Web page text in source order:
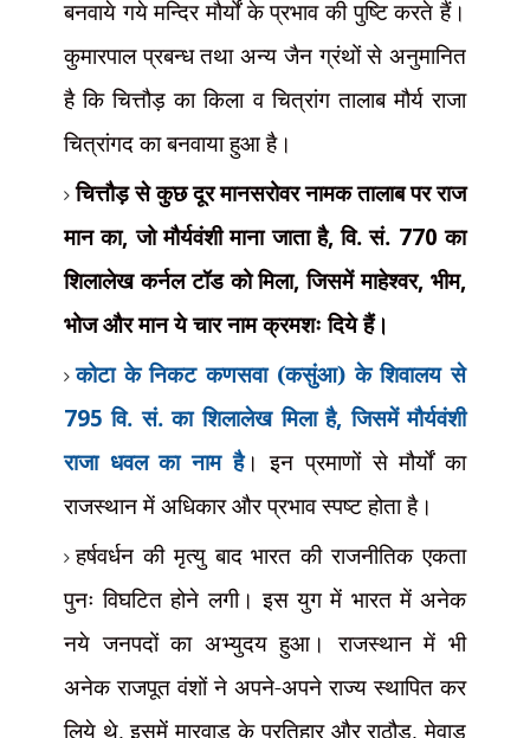
बनवाये गये मन्दिर मौर्यों के प्रभाव की पुष्टि करते हैं।
कुमारपाल प्रबन्ध तथा अन्य जैन ग्रंथों से अनुमानित
है कि चित्तौड़ का किला व चित्रांग तालाब मौर्य राजा
चित्रांगद का बनवाया हुआ है।
चित्तौड़ से कुछ दूर मानसरोवर नामक तालाब पर राज
मान का,जो मौर्यवंशी माना जाता है,वि. सं. 770 का
शिलालेख कर्नल टॉड को मिला,जिसमें माहेश्वर,भीम,
भोज और मान ये चार नाम क्रमशः दिये हैं।
कोटा के निकट कणसवा (कसुंआ) के शिवालय से
795 वि. सं. का शिलालेख मिला है,जिसमें मौर्यवंशी
राजा धवल का नाम है। इन प्रमाणों से मौर्यों का
राजस्थान में अधिकार और प्रभाव स्पष्ट होता है।
हर्षवर्धन की मृत्यु बाद भारत की राजनीतिक एकता
पुनः विघटित होने लगी। इस युग में भारत में अनेक
नये जनपदों का अभ्युदय हुआ। राजस्थान में भी
अनेक राजपूत वंशों ने अपने-अपने राज्य स्थापित कर
लिये थे,इसमें मारवाड़ के प्रतिहार और राठौड़,मेवाड़